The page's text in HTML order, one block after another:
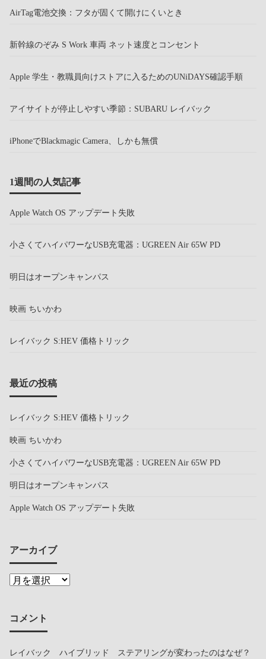
AirTag電池交換：フタが固くて開けにくいとき
新幹線のぞみ S Work 車両 ネット速度とコンセント
Apple 学生・教職員向けストアに入るためのUNiDAYS確認手順
アイサイトが停止しやすい季節：SUBARU レイバック
iPhoneでBlackmagic Camera、しかも無償
1週間の人気記事
Apple Watch OS アップデート失敗
小さくてハイパワーなUSB充電器：UGREEN Air 65W PD
明日はオープンキャンパス
映画 ちいかわ
レイバック S:HEV 価格トリック
最近の投稿
レイバック S:HEV 価格トリック
映画 ちいかわ
小さくてハイパワーなUSB充電器：UGREEN Air 65W PD
明日はオープンキャンパス
Apple Watch OS アップデート失敗
アーカイブ
コメント
レイバック ハイブリッド ステアリングが変わったのはなぜ？